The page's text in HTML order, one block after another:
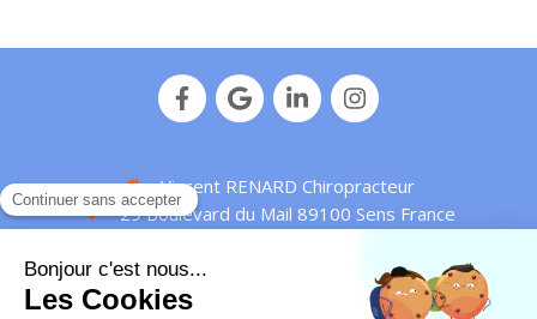
Vincent RENARD Chiropracteur
29 Boulevard du Mail 89100 Sens France